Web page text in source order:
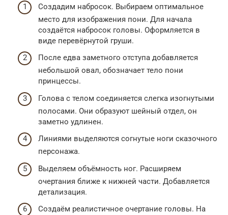
Создадим набросок. Выбираем оптимальное
место для изображения пони. Для начала
создаётся набросок головы. Оформляется в
виде перевёрнутой груши.
После едва заметного отступа добавляется
небольшой овал, обозначает тело пони
принцессы.
Голова с телом соединяется слегка изогнутыми
полосами. Они образуют шейный отдел, он
заметно удлинен.
Линиями выделяются согнутые ноги сказочного
персонажа.
Выделяем объёмность ног. Расширяем
очертания ближе к нижней части. Добавляется
детализация.
Создаём реалистичное очертание головы. На